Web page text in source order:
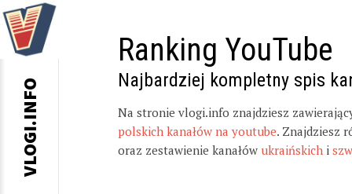
Ranking YouTube
Najbardziej kompletny spis
Na stronie vlogi.info znajdziesz
polskich kanałów na youtube. Znajdziesz
oraz zestawienie kanałów ukraińskich i
VLOGI.INFO